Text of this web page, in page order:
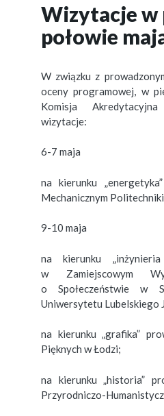
Wizytacje w
połowie
W związku z
oceny programowej, w
Komisja
wizytacje:
6-7 maja
na kierunku
Mechanicznym
9-10 maja
na kierunku „inżynieria
w Zamiejscowym
o Społeczeństwie w
Uniwersytetu Lubelskiego
na kierunku „grafika”
Pięknych w Łodzi;
na kierunku „historia”
Przyrodniczo-